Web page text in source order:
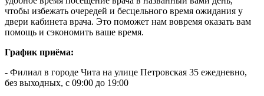
чтобы избежать очередей и бесцельного время ожидания у
двери кабинета врача. Это поможет нам вовремя оказать вам
помощь и сэкономить ваше время.
График приёма:
- Филиал в городе Чита на улице Петровская 35 ежедневно,
без выходных, с 09:00 до 19:00